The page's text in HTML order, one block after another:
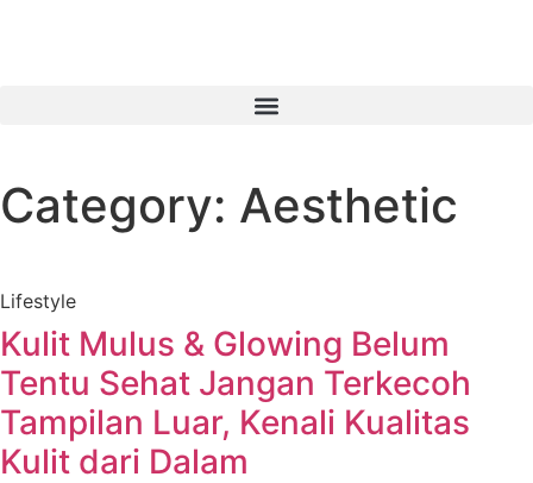
Category: Aesthetic
Lifestyle
Kulit Mulus & Glowing Belum
Tentu Sehat Jangan Terkecoh
Tampilan Luar, Kenali Kualitas
Kulit dari Dalam